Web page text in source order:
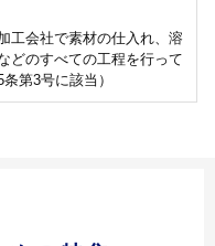
工会社で素材の仕入れ、溶
どのすべての工程を行って
第3号に該当）